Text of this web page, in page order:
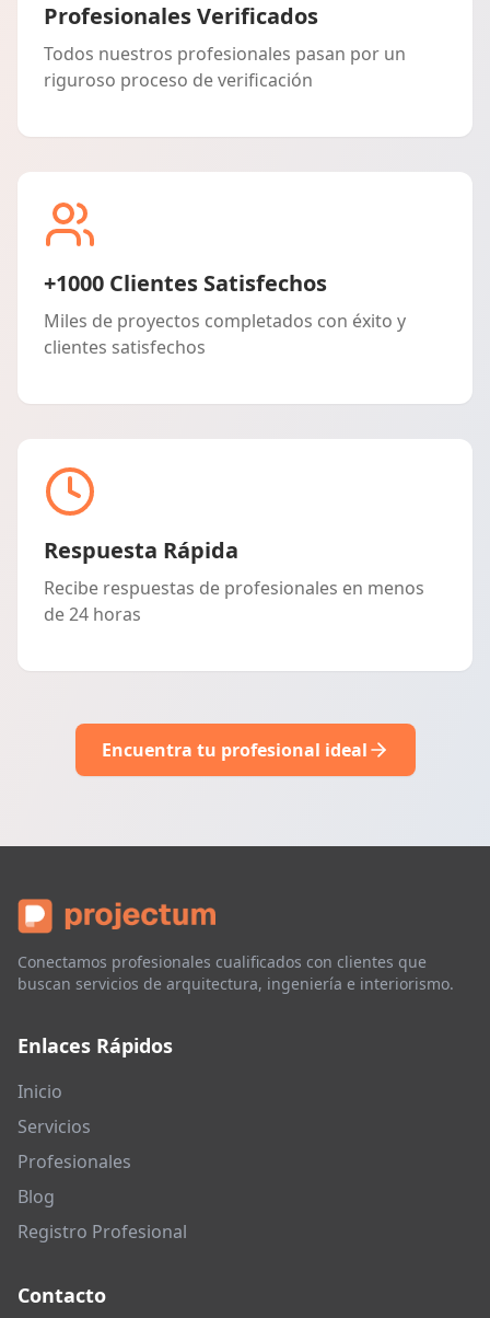
Profesionales Verificados
Todos nuestros profesionales pasan por un
riguroso proceso de verificación
+1000 Clientes Satisfechos
Miles de proyectos completados con éxito y
clientes satisfechos
Respuesta Rápida
Recibe respuestas de profesionales en menos
de 24 horas
Encuentra tu profesional ideal
Conectamos profesionales cualificados con clientes que
buscan servicios de arquitectura, ingeniería e interiorismo.
Enlaces Rápidos
Inicio
Servicios
Profesionales
Blog
Registro Profesional
Contacto